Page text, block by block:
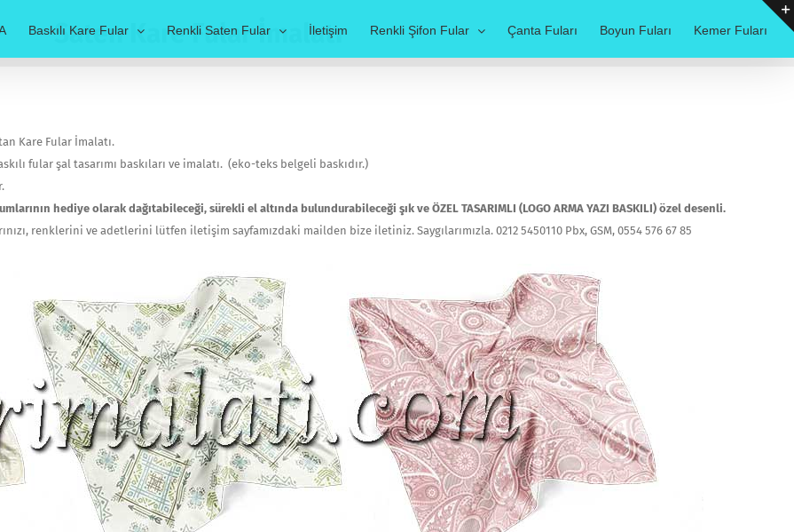
Baskılı Kare Fular Renkli Saten Fular İletişim Renkli Şifon Fular Çanta Fuları Boyun Fuları Kemer Fuları
Saten Kare Fular İmalatı
Kare Fular İmalatı.
fular şal tasarımı baskıları ve imalatı. (eko-teks belgeli baskıdır.)
hediye olarak dağıtabileceği, sürekli el altında bulundurabileceği şık ve ÖZEL TASARIMLI (LOGO ARMA YAZI BASKILI) özel desenli.
renklerini ve adetlerini lütfen iletişim sayfamızdaki mailden bize iletiniz. Saygılarımızla. 0212 5450110 Pbx, GSM, 0554 576 67 85